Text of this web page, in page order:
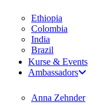
Ethiopia
Colombia
India
Brazil
Kurse & Events
Ambassadors
Anna Zehnder